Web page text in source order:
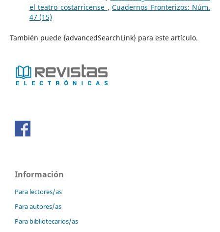
el teatro costarricense ,Cuadernos Fronterizos: Núm.
47 (15)
También puede {advancedSearchLink} para este artículo.
Información
Para lectores/as
Para autores/as
Para bibliotecarios/as